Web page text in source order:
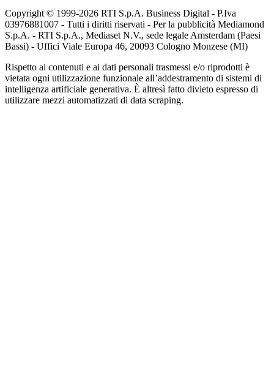
Copyright © 1999-2026 RTI S.p.A. Business Digital - P.Iva
03976881007 - Tutti i diritti riservati - Per la pubblicità Mediamond
S.p.A. - RTI S.p.A., Mediaset N.V., sede legale Amsterdam (Paesi
Bassi) - Uffici Viale Europa 46, 20093 Cologno Monzese (MI)
Rispetto ai contenuti e ai dati personali trasmessi e/o riprodotti è
vietata ogni utilizzazione funzionale all’addestramento di sistemi di
intelligenza artificiale generativa. È altresì fatto divieto espresso di
utilizzare mezzi automatizzati di data scraping.